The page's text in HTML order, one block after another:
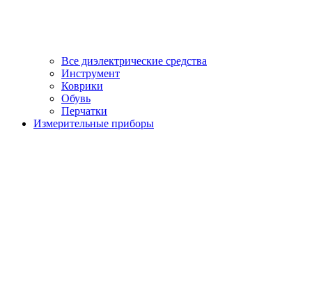
Все диэлектрические средства
Инструмент
Коврики
Обувь
Перчатки
Измерительные приборы